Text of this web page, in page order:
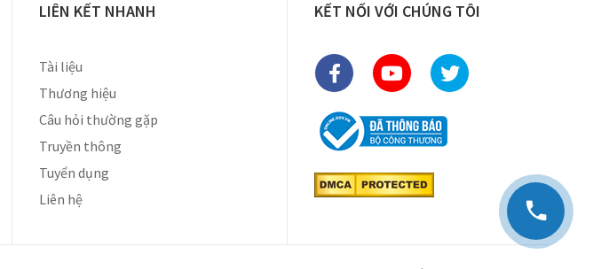
LIÊN KẾT NHANH
Tài liệu
Thương hiệu
Câu hỏi thường gặp
Truyền thông
Tuyển dụng
Liên hệ
KẾT NỐI VỚI CHÚNG TÔI